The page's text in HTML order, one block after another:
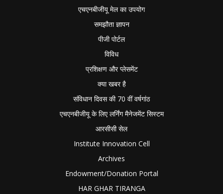
एचएनबीजीयू मेल का उपयोग
समझौता ज्ञापन
पीजी पोर्टल
विविध
प्रशिक्षण और प्लेसमेंट
क्या खबर है
संविधान दिवस की 70 वीं वर्षगांठ
एचएनबीजीयू के लिए लर्निंग मैनेजमेंट सिस्टम
आरसीसी सेल
Institute Innovation Cell
Archives
Endowment/Donation Portal
HAR GHAR TIRANGA